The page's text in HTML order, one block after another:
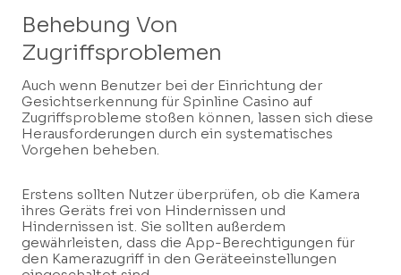
Behebung Von
Zugriffsproblemen
Auch wenn Benutzer bei der Einrichtung der
Gesichtserkennung für Spinline Casino auf
Zugriffsprobleme stoßen können, lassen sich diese
Herausforderungen durch ein systematisches
Vorgehen beheben.
Erstens sollten Nutzer überprüfen, ob die Kamera
ihres Geräts frei von Hindernissen und
Hindernissen ist. Sie sollten außerdem
gewährleisten, dass die App-Berechtigungen für
den Kamerazugriff in den Geräteeinstellungen